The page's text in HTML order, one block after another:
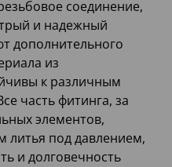
соединение,
и надежный
дополнительного
из
к различным
часть фитинга, за
элементов,
литья под давлением,
и долговечность